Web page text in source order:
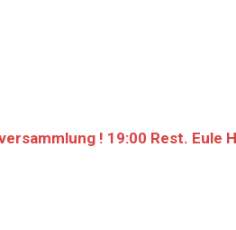
! 19:00 Rest. Eule